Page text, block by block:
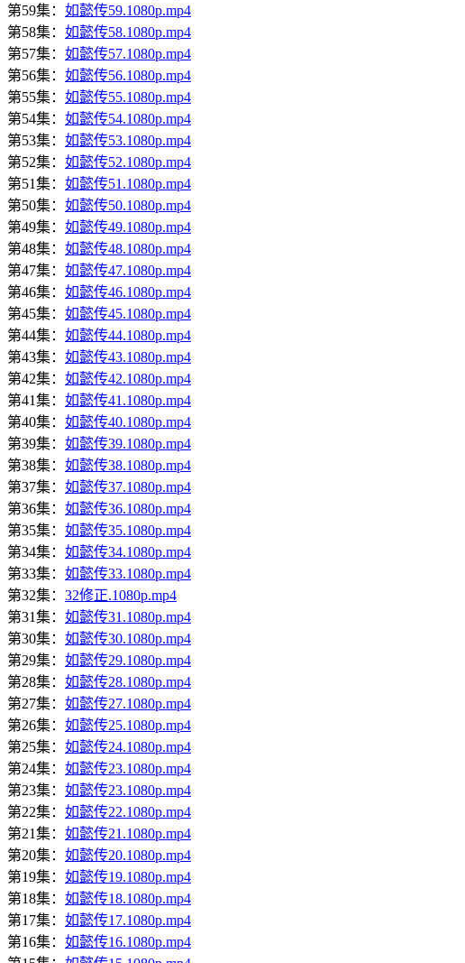
第59集： 如懿传59.1080p.mp4
第58集： 如懿传58.1080p.mp4
第57集： 如懿传57.1080p.mp4
第56集： 如懿传56.1080p.mp4
第55集： 如懿传55.1080p.mp4
第54集： 如懿传54.1080p.mp4
第53集： 如懿传53.1080p.mp4
第52集： 如懿传52.1080p.mp4
第51集： 如懿传51.1080p.mp4
第50集： 如懿传50.1080p.mp4
第49集： 如懿传49.1080p.mp4
第48集： 如懿传48.1080p.mp4
第47集： 如懿传47.1080p.mp4
第46集： 如懿传46.1080p.mp4
第45集： 如懿传45.1080p.mp4
第44集： 如懿传44.1080p.mp4
第43集： 如懿传43.1080p.mp4
第42集： 如懿传42.1080p.mp4
第41集： 如懿传41.1080p.mp4
第40集： 如懿传40.1080p.mp4
第39集： 如懿传39.1080p.mp4
第38集： 如懿传38.1080p.mp4
第37集： 如懿传37.1080p.mp4
第36集： 如懿传36.1080p.mp4
第35集： 如懿传35.1080p.mp4
第34集： 如懿传34.1080p.mp4
第33集： 如懿传33.1080p.mp4
第32集： 32修正.1080p.mp4
第31集： 如懿传31.1080p.mp4
第30集： 如懿传30.1080p.mp4
第29集： 如懿传29.1080p.mp4
第28集： 如懿传28.1080p.mp4
第27集： 如懿传27.1080p.mp4
第26集： 如懿传25.1080p.mp4
第25集： 如懿传24.1080p.mp4
第24集： 如懿传23.1080p.mp4
第23集： 如懿传23.1080p.mp4
第22集： 如懿传22.1080p.mp4
第21集： 如懿传21.1080p.mp4
第20集： 如懿传20.1080p.mp4
第19集： 如懿传19.1080p.mp4
第18集： 如懿传18.1080p.mp4
第17集： 如懿传17.1080p.mp4
第16集： 如懿传16.1080p.mp4